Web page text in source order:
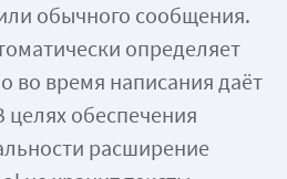
обычного сообщения.
определяет
во время написания даёт
целях обеспечения
расширение